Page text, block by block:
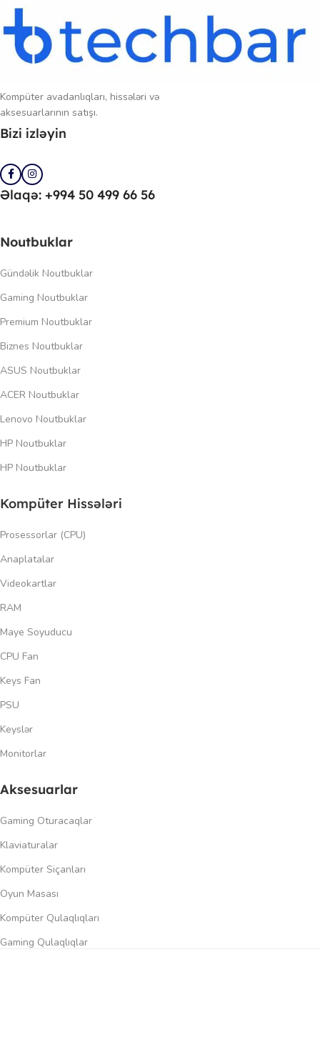
Kompüter avadanlıqları, hissələri və
aksesuarlarının satışı.
Bizi izləyin
Əlaqə: +994 50 499 66 56
Noutbuklar
Gündəlik Noutbuklar
Gaming Noutbuklar
Premium Noutbuklar
Biznes Noutbuklar
ASUS Noutbuklar
ACER Noutbuklar
Lenovo Noutbuklar
HP Noutbuklar
HP Noutbuklar
Kompüter Hissələri
Prosessorlar (CPU)
Anaplatalar
Videokartlar
RAM
Maye Soyuducu
CPU Fan
Keys Fan
PSU
Keyslər
Monitorlar
Aksesuarlar
Gaming Oturacaqlar
Klaviaturalar
Kompüter Siçanları
Oyun Masası
Kompüter Qulaqlıqları
Gaming Qulaqlıqlar